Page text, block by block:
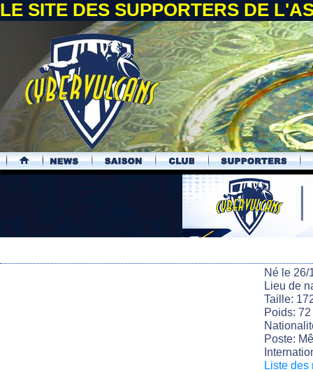
LE SITE DES SUPPORTERS DE
.
Né le 26/
Lieu de
Taille:
Poids:
Poste:
Liste des